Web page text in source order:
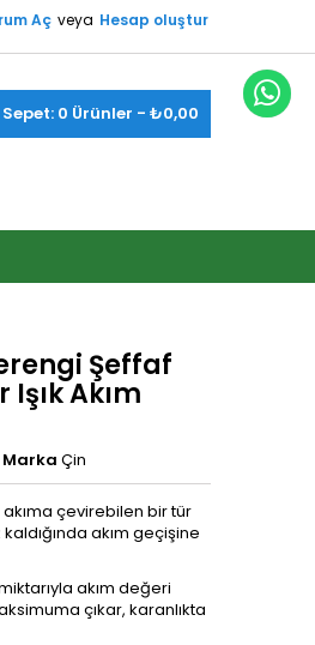
Aç veya Hesap oluştur
Sepet: 0 Ürünler - ₺0,00
Şeffaf
Akım
Marka Çin
akıma çevirebilen bir tür
kaldığında akım geçişine
akım değeri
çıkar, karanlıkta